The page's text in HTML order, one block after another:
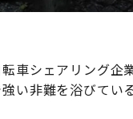
車シェアリング
い非難を浴びている